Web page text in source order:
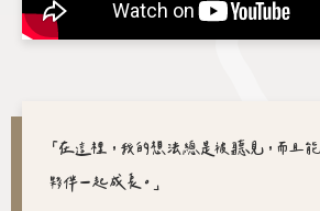
「在這裡，我的想法總是被聽見，而且
夥伴一起成長。」